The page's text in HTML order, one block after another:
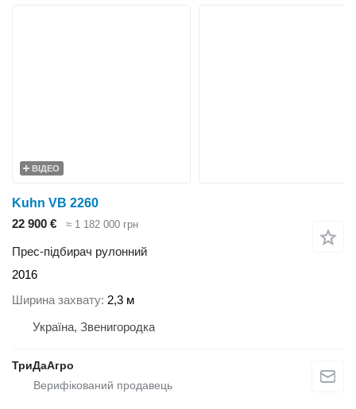
ВІДЕО
Kuhn VB 2260
22 900 €
≈ 1 182 000 грн
Прес-підбирач рулонний
2016
Ширина захвату 2,3 м
Україна, Звенигородка
ТриДаАгро